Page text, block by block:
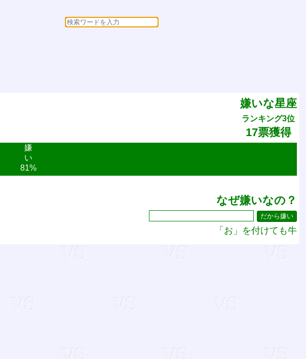
嫌いな星座
ランキング3位
17票獲得
嫌
い
81%
なぜ嫌いなの？
「お」を付けても牛